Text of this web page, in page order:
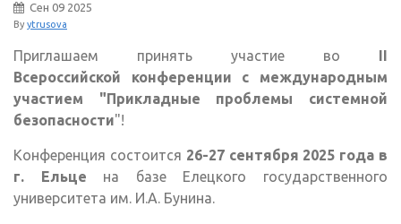
Сен 09 2025
By ytrusova
Приглашаем принять участие во II
Всероссийской конференции с международным
участием "Прикладные проблемы системной
безопасности"!
Конференция состоится 26-27 сентября 2025 года в
г. Ельце на базе Елецкого государственного
университета им. И.А. Бунина.